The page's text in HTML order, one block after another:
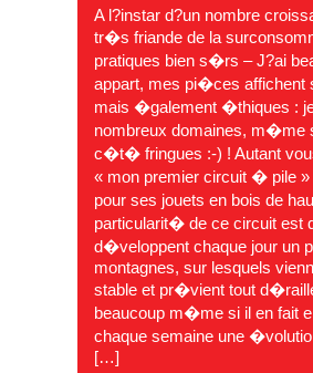
A l?instar d?un nombre
tr�s friande de la
pratiques bien s�rs – J?ai
appart, mes pi�ces
mais �galement �thiques :
nombreux domaines,
c�t� fringues :-) ! Autant
« mon premier circuit � pile
pour ses jouets en bois de
particularit� de ce circuit est
d�veloppent chaque jour un
montagnes, sur lesquels
stable et pr�vient tout
beaucoup m�me si il en fait
chaque semaine une
[…]